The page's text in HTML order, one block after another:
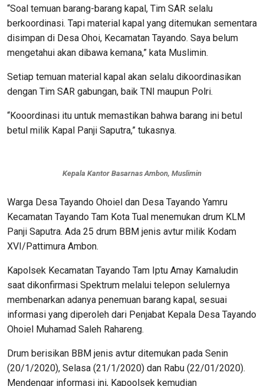
“Soal temuan barang-barang kapal, Tim SAR selalu
berkoordinasi. Tapi material kapal yang ditemukan sementara
disimpan di Desa Ohoi, Kecamatan Tayando. Saya belum
mengetahui akan dibawa kemana,” kata Muslimin.
Setiap temuan material kapal akan selalu dikoordinasikan
dengan Tim SAR gabungan, baik TNI maupun Polri.
“Kooordinasi itu untuk memastikan bahwa barang ini betul
betul milik Kapal Panji Saputra,” tukasnya.
Kepala Kantor Basarnas Ambon, Muslimin
Warga Desa Tayando Ohoiel dan Desa Tayando Yamru
Kecamatan Tayando Tam Kota Tual menemukan drum KLM
Panji Saputra. Ada 25 drum BBM jenis avtur milik Kodam
XVI/Pattimura Ambon.
Kapolsek Kecamatan Tayando Tam Iptu Amay Kamaludin
saat dikonfirmasi Spektrum melalui telepon selulernya
membenarkan adanya penemuan barang kapal, sesuai
informasi yang diperoleh dari Penjabat Kepala Desa Tayando
Ohoiel Muhamad Saleh Rahareng.
Drum berisikan BBM jenis avtur ditemukan pada Senin
(20/1/2020), Selasa (21/1/2020) dan Rabu (22/01/2020).
Mendengar informasi ini, Kapoolsek kemudian